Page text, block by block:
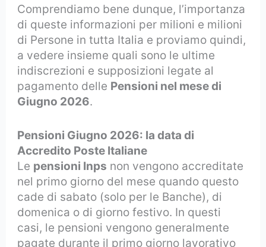
Comprendiamo bene dunque, l’importanza
di queste informazioni per milioni e milioni
di Persone in tutta Italia e proviamo quindi,
a vedere insieme quali sono le ultime
indiscrezioni e supposizioni legate al
pagamento delle Pensioni nel mese di
Giugno 2026.
Pensioni Giugno 2026: la data di
Accredito Poste Italiane
Le pensioni Inps non vengono accreditate
nel primo giorno del mese quando questo
cade di sabato (solo per le Banche), di
domenica o di giorno festivo. In questi
casi, le pensioni vengono generalmente
pagate durante il primo giorno lavorativo